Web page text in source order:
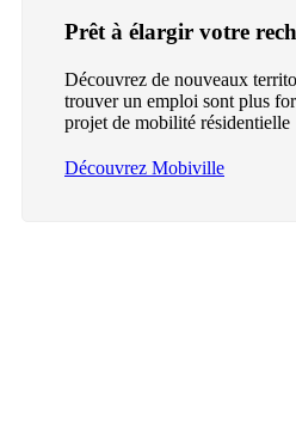
Prêt à élargir votre
Découvrez de nouveaux
trouver un emploi sont plus
projet de mobilité résidentielle
Découvrez Mobiville